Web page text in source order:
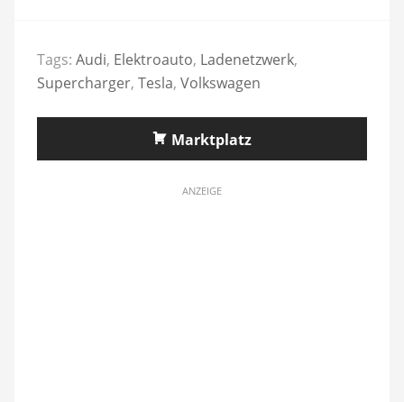
Tags: Audi, Elektroauto, Ladenetzwerk,
Supercharger, Tesla, Volkswagen
Marktplatz
ANZEIGE